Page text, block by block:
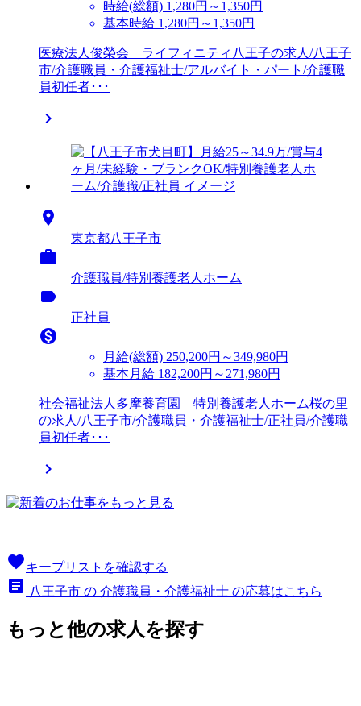
時給(総額) 1,280円～1,350円
基本時給 1,280円～1,350円
医療法人俊榮会 ライフィニティ八王子の求人/八王子
市/介護職員・介護福祉士/アルバイト・パート/介護職
員初任者･･･


東京都八王子市

介護職員/特別養護老人ホーム
label
正社員

月給(総額) 250,200円～349,980円
基本月給 182,200円～271,980円
社会福祉法人多摩養育園 特別養護老人ホーム桜の里
の求人/八王子市/介護職員・介護福祉士/正社員/介護職
員初任者･･･

favoriteキープリストを確認する
article 八王子市 の 介護職員・介護福祉士 の応募はこちら
もっと他の求人を探す